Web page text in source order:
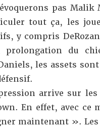
pas Malik
tout ça, les
y compris
prolongation du
les assets
arrive sur les
En effet, avec ce
maintenant ».